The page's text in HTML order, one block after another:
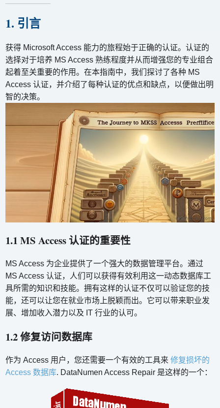
1. 引言
获得 Microsoft Access 能力的旅程始于正确的认证。认证的
选择对于培养 MS Access 熟练程度并从而增强您的专业组合
起着至关重要的作用。在本指南中，我们探讨了各种 MS
Access 认证，并介绍了每种认证的优点和缺点，以便做出明
智的决策。
1.1 MS Access 认证的重要性
MS Access 为企业提供了一个强大的数据管理平台。通过
MS Access 认证，人们可以获得有效利用这一动态数据库工
具所需的知识和技能。拥有这样的认证不仅可以验证您的技
能，还可以让您在就业市场上脱颖而出。它可以带来职业发
展、增加收入潜力以及 IT 行业的认可。
1.2 修复访问数据库
作为 Access 用户，您还需要一个有效的工具来修复损坏的
Access 数据库. DataNumen Access Repair 是这样的一个：